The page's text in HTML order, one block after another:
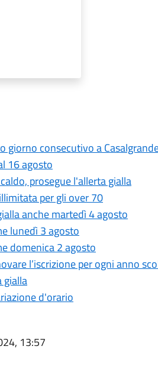
giorno consecutivo a
16 agosto
prosegue l'allerta gialla
per gli over 70
anche martedì 4 agosto
lunedì 3 agosto
domenica 2 agosto
l’iscrizione per ogni anno
gialla
d'orario
13:57